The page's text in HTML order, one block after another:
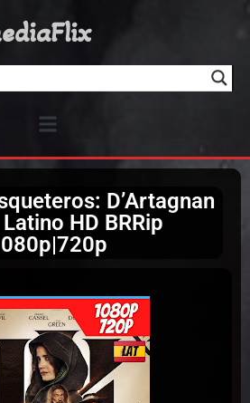
D’Artagnan
HD BRRip